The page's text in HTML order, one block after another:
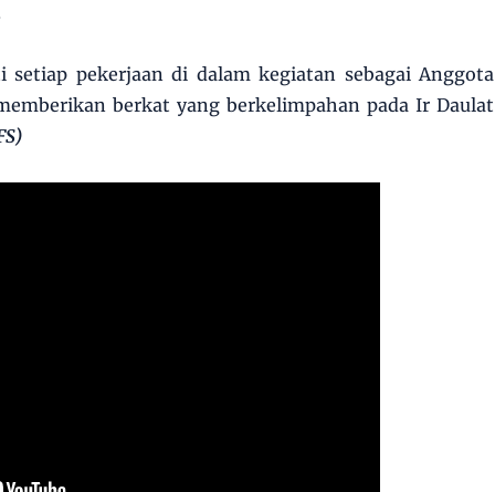
setiap pekerjaan di dalam kegiatan sebagai Anggota
berkat yang berkelimpahan pada Ir Daulat